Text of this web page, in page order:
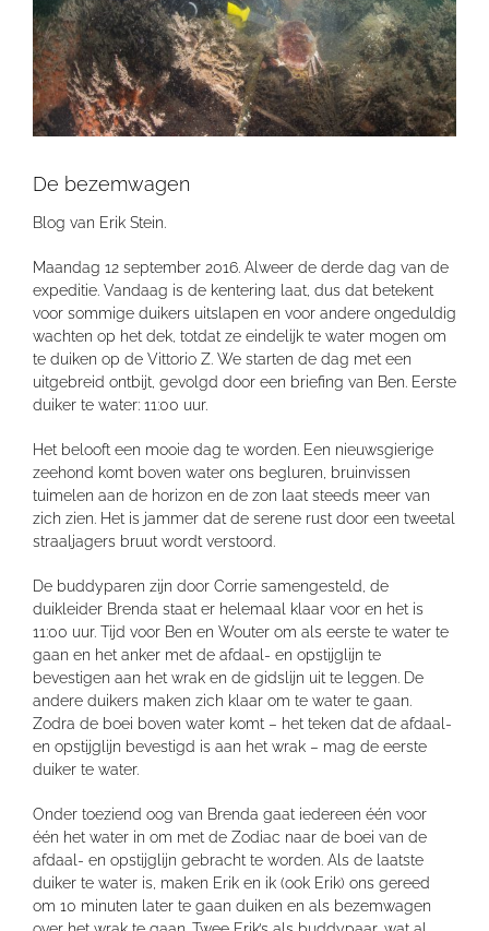
De bezemwagen
Blog van Erik Stein.
Maandag 12 september 2016. Alweer de derde dag van de
expeditie. Vandaag is de kentering laat, dus dat betekent
voor sommige duikers uitslapen en voor andere ongeduldig
wachten op het dek, totdat ze eindelijk te water mogen om
te duiken op de Vittorio Z. We starten de dag met een
uitgebreid ontbijt, gevolgd door een briefing van Ben. Eerste
duiker te water: 11:00 uur.
Het belooft een mooie dag te worden. Een nieuwsgierige
zeehond komt boven water ons begluren, bruinvissen
tuimelen aan de horizon en de zon laat steeds meer van
zich zien. Het is jammer dat de serene rust door een tweetal
straaljagers bruut wordt verstoord.
De buddyparen zijn door Corrie samengesteld, de
duikleider Brenda staat er helemaal klaar voor en het is
11:00 uur. Tijd voor Ben en Wouter om als eerste te water te
gaan en het anker met de afdaal- en opstijglijn te
bevestigen aan het wrak en de gidslijn uit te leggen. De
andere duikers maken zich klaar om te water te gaan.
Zodra de boei boven water komt – het teken dat de afdaal-
en opstijglijn bevestigd is aan het wrak – mag de eerste
duiker te water.
Onder toeziend oog van Brenda gaat iedereen één voor
één het water in om met de Zodiac naar de boei van de
afdaal- en opstijglijn gebracht te worden. Als de laatste
duiker te water is, maken Erik en ik (ook Erik) ons gereed
om 10 minuten later te gaan duiken en als bezemwagen